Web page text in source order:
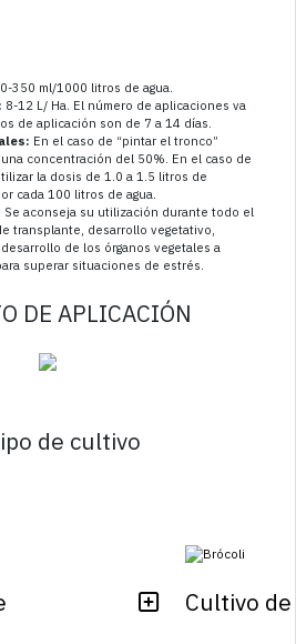
350 ml/1000 litros de agua.
8-12 L/ Ha. El número de aplicaciones va
de aplicación son de 7 a 14 días.
En el caso de “pintar el tronco”
concentración del 50%. En el caso de
la dosis de 1.0 a 1.5 litros de
cada 100 litros de agua.
Se aconseja su utilización durante todo el
transplante, desarrollo vegetativo,
de los órganos vegetales a
superar situaciones de estrés.
DE APLICACIÓN
de cultivo
Cultivo